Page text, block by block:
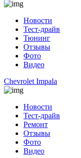
Новости
Тест-драйв
Тюнинг
Отзывы
Фото
Видео
Chevrolet Impala
Новости
Тест-драйв
Ремонт
Отзывы
Фото
Видео